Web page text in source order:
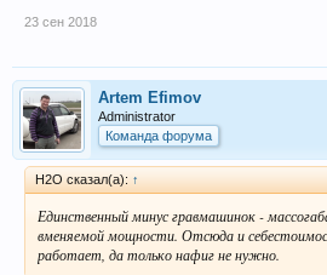
23 сен 2018
Artem Efimov
Administrator
Команда форума
H2O сказал(а): ↑
Единственный минус гравмашинок -
вменяемой мощности. Отсюда и
работает, да только нафиг не нужно.